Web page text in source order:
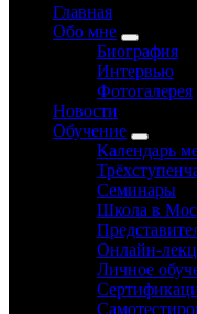
Главная
Обо мне
Биография
Интервью
Фотогалерея
Новости
Обучение
Календарь
Семинары
Школа в
Онлайн-
Личное